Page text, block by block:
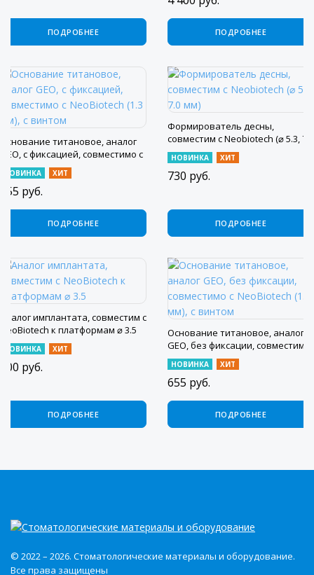
ПОДРОБНЕЕ ПОДРОБНЕЕ
Основание титановое, аналог
GEO, с фиксацией, совместимо с
NeoBiotech (1.3 мм), с винтом
НОВИНКА ХИТ
655 руб.
ПОДРОБНЕЕ
Формирователь десны,
совместим с Neobiotech (⌀ 5.3, 7.0
мм)
НОВИНКА ХИТ
730 руб.
ПОДРОБНЕЕ
Аналог имплантата, совместим с
NeoBiotech к платформам ⌀ 3.5
НОВИНКА ХИТ
900 руб.
ПОДРОБНЕЕ
Основание титановое, аналог
GEO, без фиксации, совместимо
с NeoBiotech (1.3 мм), с винтом
НОВИНКА ХИТ
655 руб.
ПОДРОБНЕЕ
© 2022 – 2026. Стоматологические материалы и оборудование.
Все права защищены